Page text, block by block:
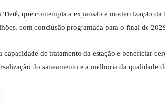
que contempla a expansão e modernização
com conclusão programada para o final de
de tratamento da estação e beneficiar
do saneamento e a melhoria da qualidade